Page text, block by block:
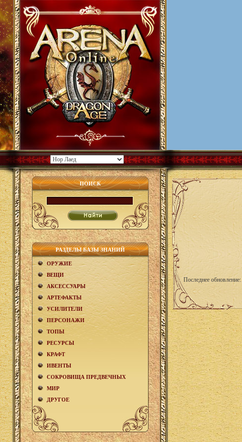
ПОИСК
РАЗДЕЛЫ БАЗЫ ЗНАНИЙ
ОРУЖИЕ
ВЕЩИ
АКCЕСCУАРЫ
АРТЕФАКТЫ
УСИЛИТЕЛИ
ПЕРСОНАЖИ
ТОПЫ
РЕСУРСЫ
КРАФТ
ИВЕНТЫ
СОКРОВИЩА ПРЕДВЕЧНЫХ
МИР
ДРУГОЕ
Последнее обновление: